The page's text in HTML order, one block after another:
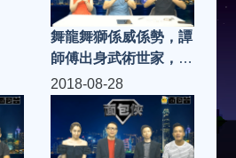
集)
舞龍舞獅係威係勢，譚
師傅出身武術世家，推
廣中國傳統舞獅到世界
各地，大談此中國傳統
藝術如何吸引（二）|
面包俠 (第83集)
2018-08-28